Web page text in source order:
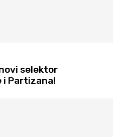
selektor
i Partizana!